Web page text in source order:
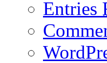
Entries